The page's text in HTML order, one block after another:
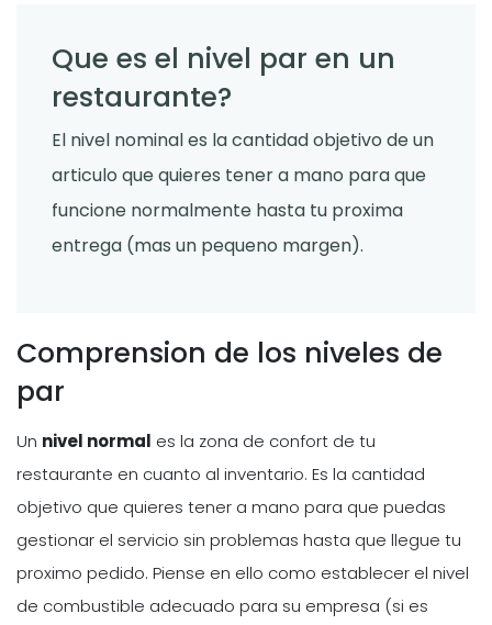
Que es el nivel par en un
restaurante?
El nivel nominal es la cantidad objetivo de un
articulo que quieres tener a mano para que
funcione normalmente hasta tu proxima
entrega (mas un pequeno margen).
Comprension de los niveles de
par
Un nivel normal es la zona de confort de tu
restaurante en cuanto al inventario. Es la cantidad
objetivo que quieres tener a mano para que puedas
gestionar el servicio sin problemas hasta que llegue tu
proximo pedido. Piense en ello como establecer el nivel
de combustible adecuado para su empresa (si es